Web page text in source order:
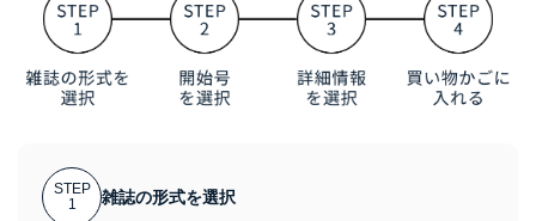
STEP
1
雑誌の形式を選択